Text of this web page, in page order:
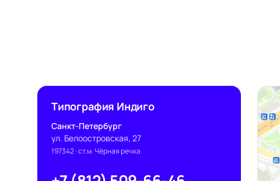
Типография Индиго
Санкт-Петербург
ул. Белоостровская, 27
197342· ст.м. Чёрная речка